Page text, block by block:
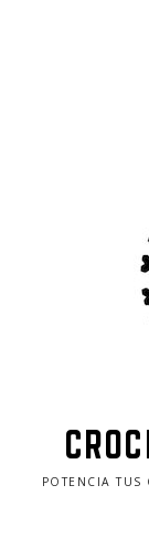
POTENCIA TUS